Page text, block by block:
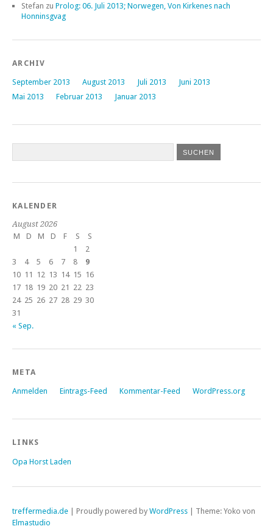
Stefan zu Prolog: 06. Juli 2013; Norwegen, Von Kirkenes nach
Honninsgvag
ARCHIV
September 2013 August 2013 Juli 2013
Juni 2013
Mai 2013
Februar 2013 Januar 2013
KALENDER
August 2026
M
D M D F S
S
1
2
3
4 5 6 7 8
9
10 11 12 13 14 15 16
17 18 19 20 21 22 23
24 25 26 27 28 29 30
31
« Sep.
META
Anmelden Eintrags-Feed Kommentar-Feed WordPress.org
LINKS
Opa Horst Laden
treffermedia.de | Proudly powered by WordPress | Theme: Yoko von
Elmastudio